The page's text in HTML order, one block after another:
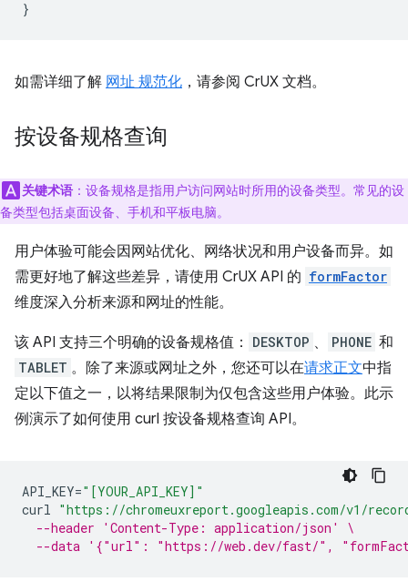
如需详细了解 网址 规范化 ，请参阅 CrUX 文档。
按设备规格查询
关键术语 ：设备规格是指用户访问网站时所用的设备类型。常见的设
备类型包括桌面设备、手机和平板电脑。
用户体验可能会因网站优化、网络状况和用户设备而异。如
需更好地了解这些差异，请使用 CrUX API 的 formFactor
维度深入分析来源和网址的性能。
该 API 支持三个明确的设备规格值： DESKTOP 、 PHONE 和
TABLET 。除了来源或网址之外，您还可以在请求正文中指
定以下值之一，以将结果限制为仅包含这些用户体验。此示
例演示了如何使用 curl 按设备规格查询 API。
API_KEY="[YOUR_API_KEY]"
curl "https://chromeuxreport.googleapis.com/v1/
--header 'Content-Type: application/json' \
--data '{"url": "https://web.dev/fast/",